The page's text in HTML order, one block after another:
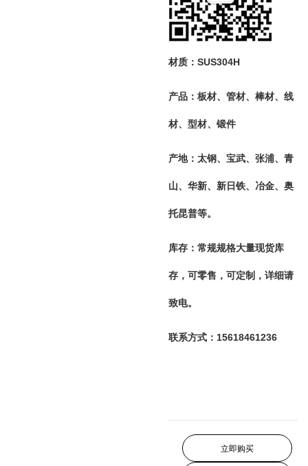
材质：SUS304H
产品：板材、管材、棒材、线
材、型材、锻件
产地：太钢、宝武、张浦、青
山、华新、新日铁、冶金、奥
托昆普等。
库存：常规规格大量现货库
存，可零售，可定制，详细请
致电。
联系方式：15618461236
立即购买